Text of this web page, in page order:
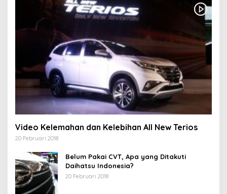
Video Kelemahan dan Kelebihan All New Terios
20 Februari 2018
Belum Pakai CVT, Apa yang Ditakuti
Daihatsu Indonesia?
20 Februari 2018